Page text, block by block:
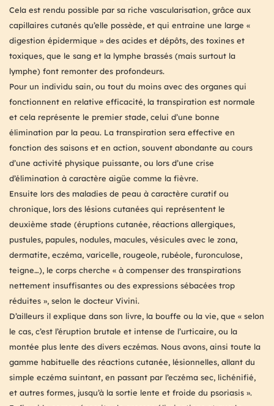
Cela est rendu possible par sa riche vascularisation, grâce aux
capillaires cutanés qu’elle possède, et qui entraine une large «
digestion épidermique » des acides et dépôts, des toxines et
toxiques, que le sang et la lymphe brassés (mais surtout la
lymphe) font remonter des profondeurs.
Pour un individu sain, ou tout du moins avec des organes qui
fonctionnent en relative efficacité, la transpiration est normale
et cela représente le premier stade, celui d’une bonne
élimination par la peau. La transpiration sera effective en
fonction des saisons et en action, souvent abondante au cours
d’une activité physique puissante, ou lors d’une crise
d’élimination à caractère aigüe comme la fièvre.
Ensuite lors des maladies de peau à caractère curatif ou
chronique, lors des lésions cutanées qui représentent le
deuxième stade (éruptions cutanée, réactions allergiques,
pustules, papules, nodules, macules, vésicules avec le zona,
dermatite, eczéma, varicelle, rougeole, rubéole, furonculose,
teigne…), le corps cherche « à compenser des transpirations
nettement insuffisantes ou des expressions sébacées trop
réduites », selon le docteur Vivini.
D’ailleurs il explique dans son livre, la bouffe ou la vie, que « selon
le cas, c’est l’éruption brutale et intense de l’urticaire, ou la
montée plus lente des divers eczémas. Nous avons, ainsi toute la
gamme habituelle des réactions cutanée, lésionnelles, allant du
simple eczéma suintant, en passant par l’eczéma sec, lichénifié,
et autres formes, jusqu’à la sortie lente et froide du psoriasis ».